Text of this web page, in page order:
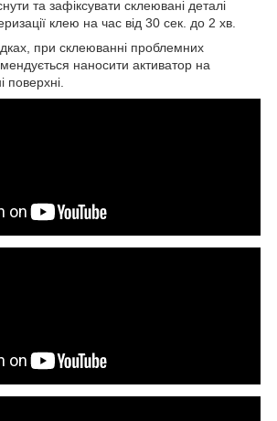
та зафіксувати склеювані деталі
клею на час від 30 сек. до 2 хв.
при склеюванні проблемних
наносити активатор на
поверхні.